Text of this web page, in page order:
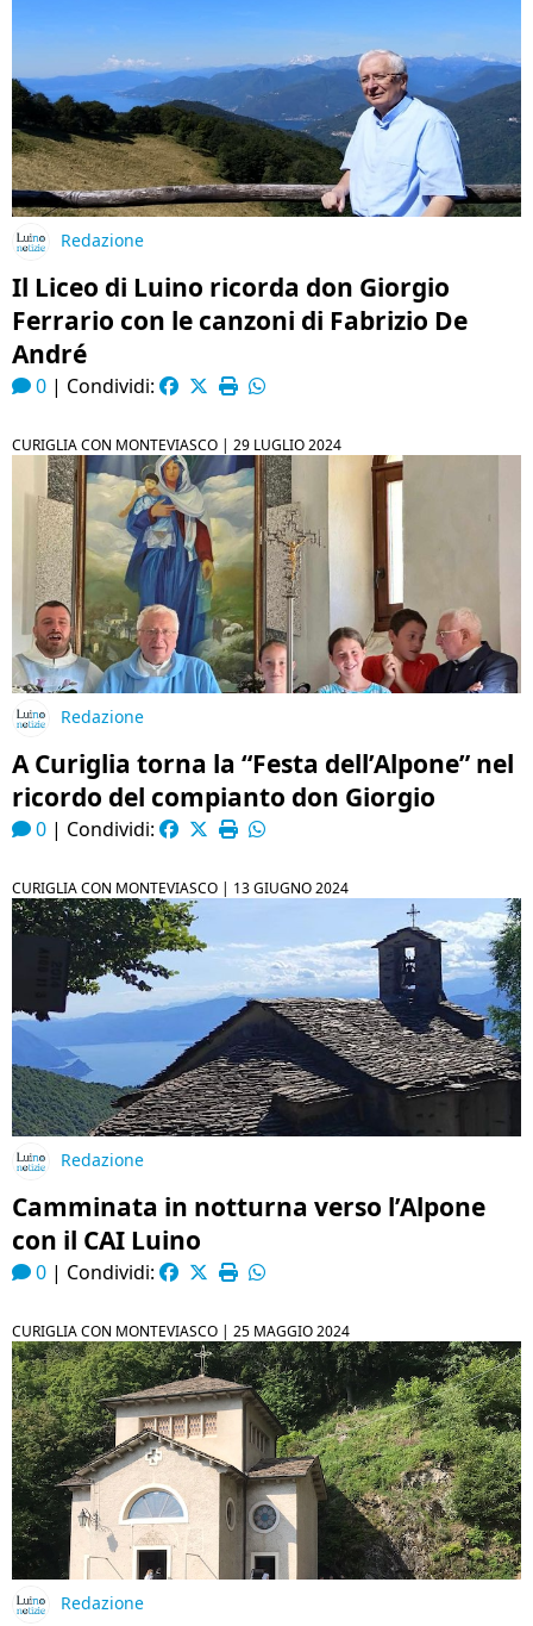
Redazione
Il Liceo di Luino ricorda don Giorgio
Ferrario con le canzoni di Fabrizio De
André
0 | Condividi:
CURIGLIA CON MONTEVIASCO | 29 LUGLIO 2024
Redazione
A Curiglia torna la “Festa dell’Alpone” nel
ricordo del compianto don Giorgio
0 | Condividi:
CURIGLIA CON MONTEVIASCO | 13 GIUGNO 2024
Redazione
Camminata in notturna verso l’Alpone
con il CAI Luino
0 | Condividi:
CURIGLIA CON MONTEVIASCO | 25 MAGGIO 2024
Redazione